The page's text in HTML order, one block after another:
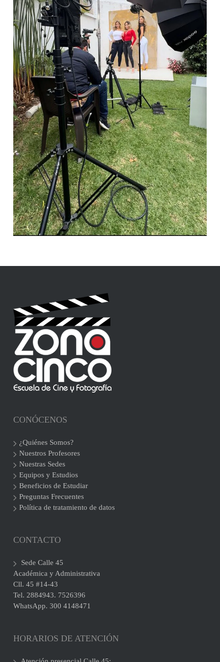
CONÓCENOS
¿Quiénes Somos?
Nuestros Profesores
Nuestras Sedes
Equipos y Estudios
Beneficios de Estudiar
Preguntas Frecuentes
Política de tratamiento de datos
CONTACTO
Sede Calle 45
Académica y Administrativa
Cll. 45 #14-43
Tel. 2884943. 7526396
WhatsApp. 300 4148471
HORARIOS DE ATENCIÓN